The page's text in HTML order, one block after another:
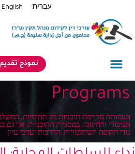
עברית English
نموذج
Programs
העמותה מקיימת תוכניות רב תחומיות,
הציבורי והחינוכי. במסגרת התוכניות, אך גם
מדי תקופה השתלמויות, הדרכות וערבי עיון.